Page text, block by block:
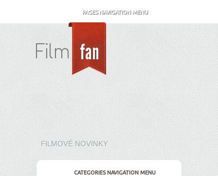
PAGES NAVIGATION MENU
FILMOVÉ NOVINKY
CATEGORIES NAVIGATION MENU